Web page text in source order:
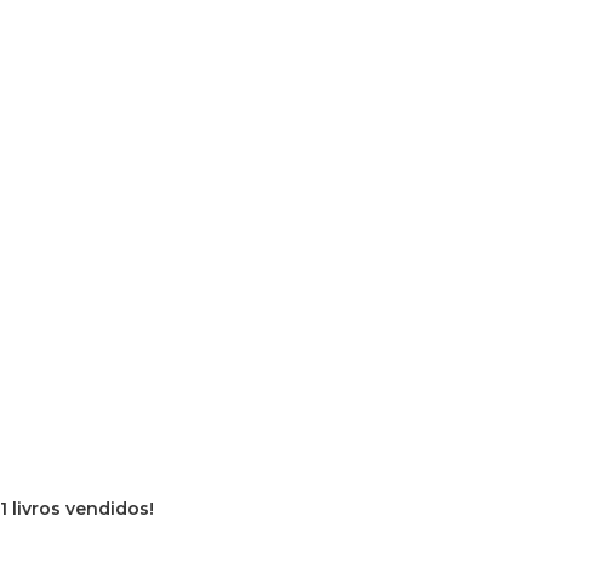
1 livros vendidos!